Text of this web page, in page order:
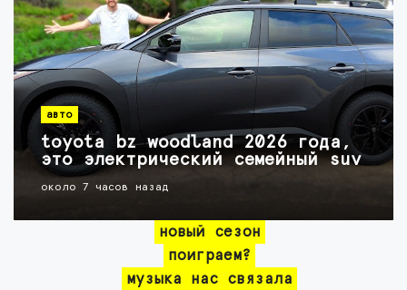
авто
toyota bz woodland 2026 года,
это электрический семейный suv
около 7 часов назад
новый сезон
поиграем?
музыка нас связала